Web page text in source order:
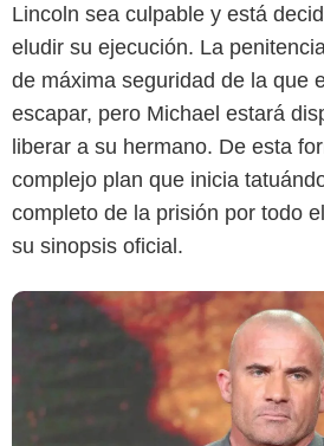
Lincoln sea culpable y está
eludir su ejecución. La
de máxima seguridad de la que
escapar, pero Michael estará
liberar a su hermano. De esta
complejo plan que inicia
completo de la prisión por todo
su sinopsis oficial.
Facts.net